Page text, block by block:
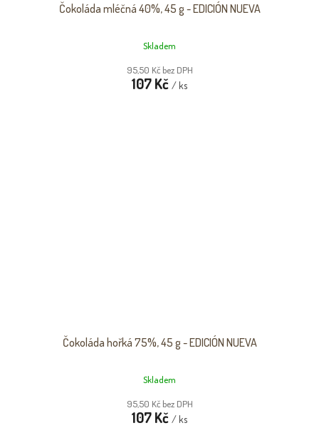
Čokoláda mléčná 40%, 45 g - EDICIÓN NUEVA
Skladem
95,50 Kč bez DPH
107 Kč / ks
Čokoláda hořká 75%, 45 g - EDICIÓN NUEVA
Skladem
95,50 Kč bez DPH
107 Kč / ks